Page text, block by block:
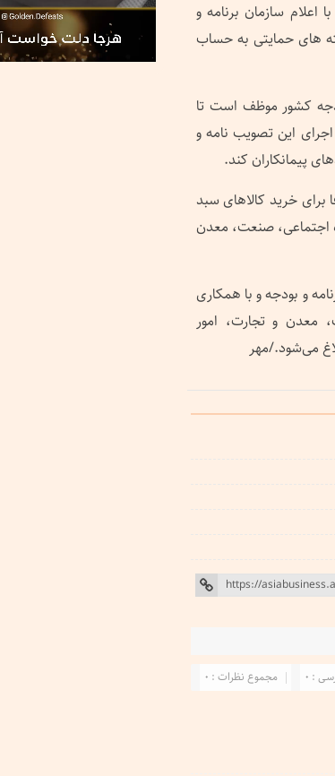
سازمان برنامه و
های حمایتی به حساب
کشور موظف است تا
ریال از منابع موضوع بند ۴ را صرف اجرای این تصویب نامه و
پیمانکاران کند.
برای خرید کالاهای سبد
اجتماعی، صنعت، معدن
و بودجه و با همکاری
معدن و تجارت، امور
می‌شود./مهر
مجموع نظرات : 0 : 0